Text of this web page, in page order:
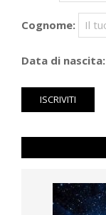
Cognome:
Data di nascita: